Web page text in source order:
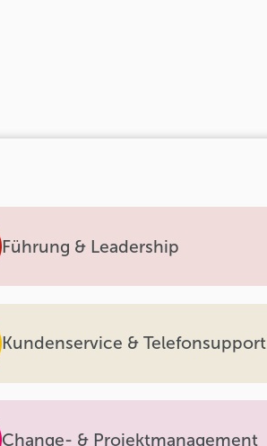
Führung & Leadership
Kundenservice & Telefonsupport
Change- & Projektmanagement